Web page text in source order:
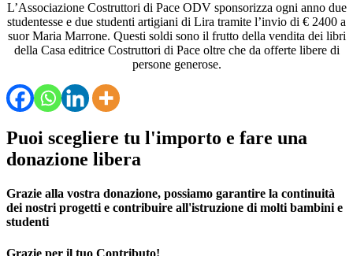
L’Associazione Costruttori di Pace ODV sponsorizza ogni anno due
studentesse e due studenti artigiani di Lira tramite l’invio di € 2400 a
suor Maria Marrone. Questi soldi sono il frutto della vendita dei libri
della Casa editrice Costruttori di Pace oltre che da offerte libere di
persone generose.
Puoi scegliere tu l'importo e fare una
donazione libera
Grazie alla vostra donazione, possiamo garantire la continuità
dei nostri progetti e contribuire all'istruzione di molti bambini e
studenti
Grazie per il tuo Contributo!